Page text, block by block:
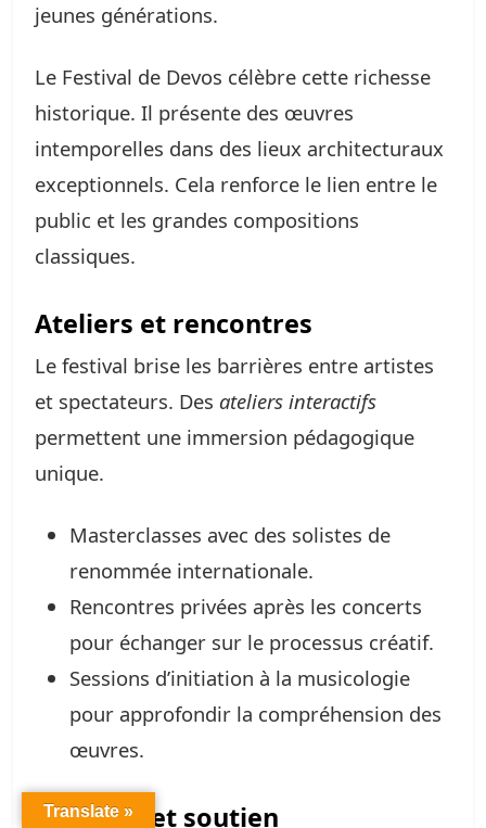
jeunes générations.
Le Festival de Devos célèbre cette richesse
historique. Il présente des œuvres
intemporelles dans des lieux architecturaux
exceptionnels. Cela renforce le lien entre le
public et les grandes compositions
classiques.
Ateliers et rencontres
Le festival brise les barrières entre artistes
et spectateurs. Des ateliers interactifs
permettent une immersion pédagogique
unique.
Masterclasses avec des solistes de
renommée internationale.
Rencontres privées après les concerts
pour échanger sur le processus créatif.
Sessions d’initiation à la musicologie
pour approfondir la compréhension des
œuvres.
Mécénat et soutien
Translate »